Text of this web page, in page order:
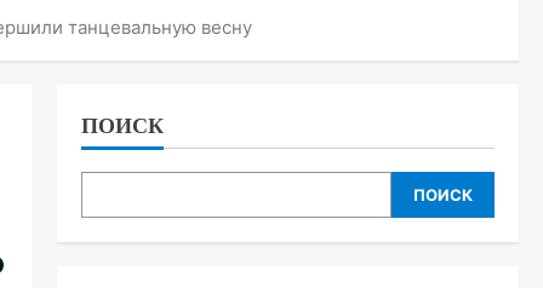
танцевальную весну
ПОИСК
ПОИСК